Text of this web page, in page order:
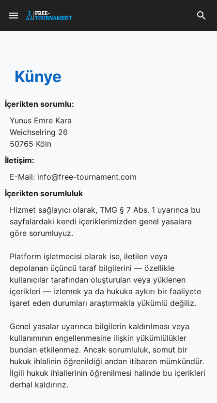
Künye
İçerikten sorumlu:
Yunus Emre Kara
Weichselring 26
50765 Köln
İletişim:
E-Mail: info@free-tournament.com
İçerikten sorumluluk
Hizmet sağlayıcı olarak, TMG § 7 Abs. 1 uyarınca bu
sayfalardaki kendi içeriklerimizden genel yasalara
göre sorumluyuz.
Platform işletmecisi olarak ise, iletilen veya
depolanan üçüncü taraf bilgilerini — özellikle
kullanıcılar tarafından oluşturulan veya yüklenen
içerikleri — izlemek ya da hukuka aykırı bir faaliyete
işaret eden durumları araştırmakla yükümlü değiliz.
Genel yasalar uyarınca bilgilerin kaldırılması veya
kullanımının engellenmesine ilişkin yükümlülükler
bundan etkilenmez. Ancak sorumluluk, somut bir
hukuk ihlalinin öğrenildiği andan itibaren mümkündür.
İlgili hukuk ihlallerinin öğrenilmesi halinde bu içerikleri
derhal kaldırırız.